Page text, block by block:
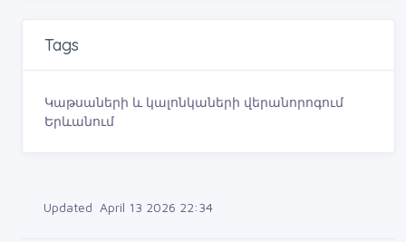
Tags
Կաթսաների և կալոնկաների վերանորոգում
Երևանում
Updated April 13 2026 22:34